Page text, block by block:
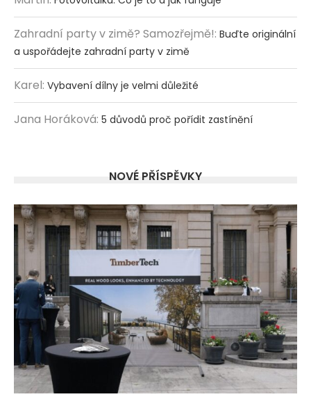
Zahradní party v zimě? Samozřejmě!: Buďte originální
a uspořádejte zahradní party v zimě
Karel: Vybavení dílny je velmi důležité
Jana Horáková: 5 důvodů proč pořídit zastínění
NOVÉ PŘÍSPĚVKY